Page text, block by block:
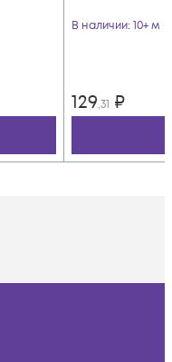
В наличии: 10+ м
129,31 ₽